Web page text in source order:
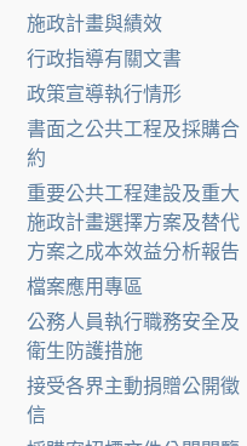
施政計畫與績效
行政指導有關文書
政策宣導執行情形
書面之公共工程及採購合
約
重要公共工程建設及重大
施政計畫選擇方案及替代
方案之成本效益分析報告
檔案應用專區
公務人員執行職務安全及
衛生防護措施
接受各界主動捐贈公開徵
信